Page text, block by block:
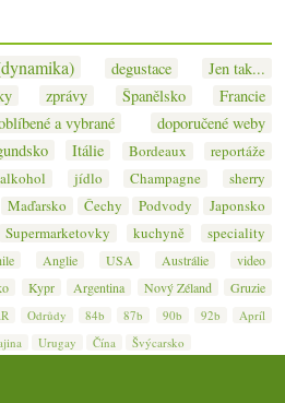
degustace
Jen tak...
zprávy Španělsko
Francie
a vybrané
doporučené weby
Itálie Bordeaux
reportáže
jídlo Champagne
sherry
Maďarsko Čechy Podvody
Japonsko
Supermarketovky kuchyně
speciality
Anglie USA Austrálie
video
Kypr Argentina Nový Zéland
Gruzie
Odrůdy 84b 87b 90b 92b
Apríl
Urugay Čína Švýcarsko